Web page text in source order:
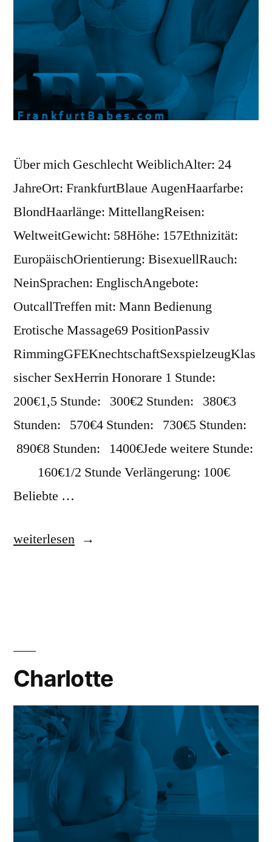
Über mich Geschlecht WeiblichAlter: 24
JahreOrt: FrankfurtBlaue AugenHaarfarbe:
BlondHaarlänge: MittellangReisen:
WeltweitGewicht: 58Höhe: 157Ethnizität:
EuropäischOrientierung: BisexuellRauch:
NeinSprachen: EnglischAngebote:
OutcallTreffen mit: Mann Bedienung
Erotische Massage69 PositionPassiv
RimmingGFEKnechtschaftSexspielzeugKlas
sischer SexHerrin Honorare 1 Stunde:
200€1,5 Stunde: 300€2 Stunden: 380€3
Stunden: 570€4 Stunden: 730€5 Stunden:
890€8 Stunden: 1400€Jede weitere Stunde:
160€1/2 Stunde Verlängerung: 100€
Beliebte …
weiterlesen
Charlotte